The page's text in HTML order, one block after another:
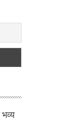
भव्य